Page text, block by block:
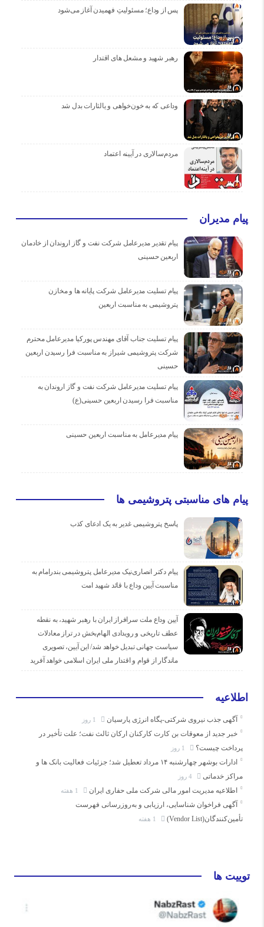
پس از وداع؛ مسئولیتِ فهمیدن آغاز می‌شود
رهبر شهید و مشعل های اقتدار
وداعی که به خون‌خواهی و یالثارات بدل شد
مردم‌سالاری در آیینه اعتماد
پیام مدیران
پیام تقدیر مدیرعامل شركت نفت و گاز اروندان از خادمان
اربعین حسینی
پیام تسلیت مدیرعامل شرکت پایانه ها و مخازن
پتروشیمی به مناسبت اربعین
پیام تسلیت جناب آقای مهندس پوركیا مدیرعامل محترم
شركت پتروشیمی شیراز به مناسبت فرا رسیدن اربعین
حسینی
پیام تسلیت مدیرعامل شركت نفت و گاز اروندان به
مناسبت فرا رسیدن اربعین حسینی(ع)
پیام مدیرعامل به مناسبت اربعین حسینی
پیام های مناسبتی پتروشیمی ها
پاسخ پتروشیمی غدیر به یک ادعای کذب
پیام دکتر انصاری‌نیک مدیرعامل پتروشیمی بندرامام به
مناسبت آیین وداع با قائد شهید امت
آیین وداع ملت سرافراز ایران با رهبر شهید، به نقطه
عطف تاریخی و رویدادی الهام‌بخش در تراز معادلات
سیاست جهانی تبدیل خواهد شد/ این آیین، تصویری
ماندگار از قوام و اقتدار ملی ایران اسلامی خواهد آفرید
اطلاعیه
آگهی جذب نیروی شرکتی-پگاه انرژی پارسیان
خبر جدید از معوقات بن کارت کارکنان ارکان ثالث نفت؛ علت تأخیر در
پرداخت چیست؟
ادارات بوشهر چهارشنبه ۱۴ مرداد تعطیل شد؛ جزئیات فعالیت بانک ها و
مراکز خدماتی
اطلاعیه مدیریت امور مالی شرکت ملی حفاری ایران
آگهی فراخوان شناسایی، ارزیابی و به‌روزرسانی فهرست
تأمین‌کنندگان(Vendor List)
توییت ها